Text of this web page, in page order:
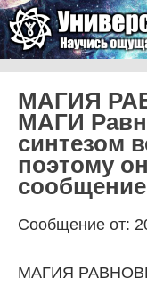
МАГИЯ
МАГИ
синтезом
поэтому
сообщение
Сообщение от:
МАГИЯ РАВНОВЕСИЯ СЕРЫЕ МАГИ Равновесие является синтезом всех других качеств, поэтому оно — высшее качество духа. Спокойствие, сдержанность, умение владеть собой, самоконтроль, ощущение внутренней силы, бесстрашие — все это лишь различные грани качества равновесия. К равновесию приходят через сдержанность и спокойствие. Человек несдержанный подобен паровой машине с открытыми клапанами, через которые бесполезно уходит пар. Утечка энергии слишком велика. Сдержанность в словах, жестах, движениях, мыслях, эмоциях и чувствах приводит к накоплению энергии в человеке. Спокойствие может быть проявлено при самом страшном напряжении. Его антиподом будут суетливость, беспокойство, нервозность и нервные движения. Спокойствие мощно, если оно монолитно, то есть, проявлено во всех оболочках. Спокойно сердце, чувства, мысли, спокойно тело и все его движения. Равновесие — это отказ, нежелание действовать на полюсах. Не привязывайтесь ни к чему, и вам нечего будет терять; не радуйтесь ничему, и не будете плакать. Не позволяйте астралу проявляться на одном из полюсов, и замолкнет противоположный его полюс. Сколь ярки, увлекательны, приятны и радостны вспышки астральной любви на положительном полюсе, и сколь печальны, темны и горьки становятся они, когда неизбежно восстанавливается нарушенное равновесие. Ошибочно думать, что энергия духа должна устремляться на преодоление чего-то вовне. Не вовне, а на преодоление самого себя, на приведение всех своих оболочек в полное равновесие должна направляться она. Если за всю жизнь в данном воплощении на земле удалось, хотя бы в какой-то степени, утвердить качество равновесия, жизнь прожита не напрасно. Нужно думать о нем, нужно стремиться к нему, нужно не упустить времени, чтобы сделать хоть что-то в направлении его развития. Равновесие — явление столь редкое среди людей, что при соприкосновении с ним обычное сознание чувствует страх или трепет. Оно не выдерживает вибраций уравновешенной ауры и обычно подчиняется ей. Равновесие возможно только тогда, когда свой астрал обуздан и подчинен. Если он подчинен и обуздан в себе, то он легко подчиняется в других. Аура в состоянии равновесия представляет собой замкнутый круг, поверхность ее становится ровной, гладкой и непроницаемой для проникновения чужих излучений. Символ равновесия — шар или круг, часто - знакомый нам символ инь-янь. За шар нельзя ухватиться и повиснуть на нем. На него нельзя встать. На нем нет зазубрин, впадин, нет ничего, за что можно было бы зацепиться. Удар, нанесенный со стороны, отскакивает от него и бьет бумерангом по нанесшему. Ожидание неприятностей и все прочие схожие чувства напротив выбрасывают из ауры в окружающее пространство пучки соответствующих энергий. Эти пучки служат зацепкой, чтобы через них подбросить созвучные мысли и чувства. От жизненных испытаний, огорчений и переживаний не уйти, но давать им власть над собой нельзя. Только равновесие, то есть отсутствие болезненной и эмоциональной реакции на то, через что необходимо пройти, освобождает от проходимого испытания. Всякое неравновесие разрушительно. На расстроенного человека намного легче воздействовать, чем на сохранившего равновесие. Если нарушение равновесия происходит из-за сочувствия и сострадания к другим людям, то и это не служит оправданием, так как, теряя равновесие, мы не в состоянии оказать нужную помощь. Сострадание заключается не в том, чтобы заразиться и омрачиться переживаниями страдающего человека, а в том, чтобы, сохранив ясное и бодрое состояние духа, облегчить его страдания своими излучениями. Если удастся научиться удерживать равновесие при самых неблагоприятных условиях, то хранить его в жизни обычной будет много легче. Равновесие не означает равнодушия. Равнодушие — это безразличие, затухание Огней, инертность и слабость. Равновесие же — это спокойное, бесстрастное отношение ко всему, касающемуся малого, личного «я». Внутреннее равновесие — лучшая защита, как от врагов, так и от друзей. Раскрываясь друзьям, не проверенным жизнью, ставим себя под удар. Не всегда чисты их мысли и не всегда они щадят, когда сами теряют равновесие духа. Если же отходят от Света, то бьют беспощадно. Также часто они действуют под внушением тьмы, сами того не подозревая. Говоря вслух о своих переживаниях, страданиях или неприятностях, мы, прежде всего,